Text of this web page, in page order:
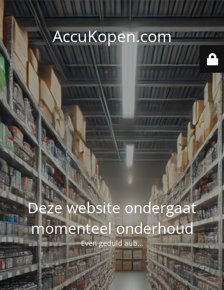
AccuKopen.com
Deze website ondergaat
momenteel onderhoud
Even geduld aub...